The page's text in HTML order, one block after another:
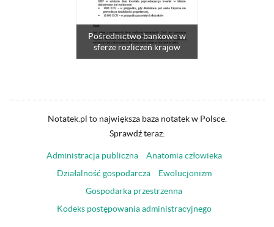
Pośrednictwo bankowe w
sferze rozliczeń krajow
Notatek.pl to największa baza notatek w Polsce.
Sprawdź teraz:
Administracja publiczna
Anatomia człowieka
Działalność gospodarcza
Ewolucjonizm
Gospodarka przestrzenna
Kodeks postępowania administracyjnego